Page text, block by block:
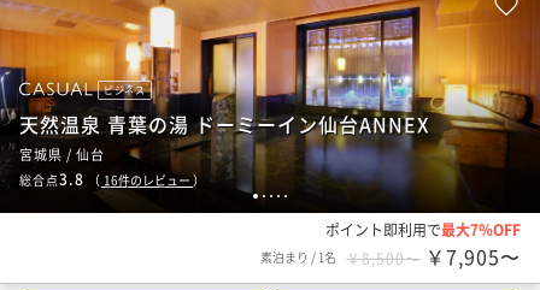
1 2 3 4 5
ビジネス
天然温泉 青葉の湯 ドーミーイン仙台ANNEX
宮城県 / 仙台
総合点3.8 （ 16件のレビュー）
ポイント即利用で最大7％OFF
素泊まり / 1名 ￥8,500〜 ￥7,905〜